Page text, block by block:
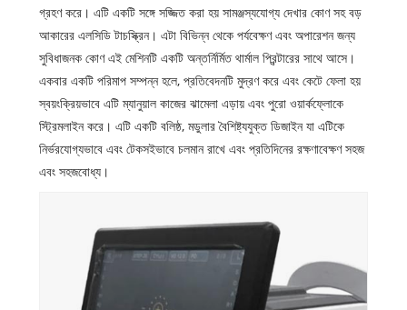
গ্রহণ করে। এটি একটি সঙ্গে সজ্জিত করা হয় সামঞ্জস্যযোগ্য দেখার কোণ সহ বড়
আকারের এলসিডি টাচস্ক্রিন। এটা বিভিন্ন থেকে পর্যবেক্ষণ এবং অপারেশন জন্য
সুবিধাজনক কোণ এই মেশিনটি একটি অন্তর্নির্মিত থার্মাল প্রিন্টারের সাথে আসে।
একবার একটি পরিমাপ সম্পন্ন হলে, প্রতিবেদনটি মুদ্রণ করে এবং কেটে ফেলা হয়
স্বয়ংক্রিয়ভাবে এটি ম্যানুয়াল কাজের ঝামেলা এড়ায় এবং পুরো ওয়ার্কফ্লোকে
স্ট্রিমলাইন করে। এটি একটি বলিষ্ঠ, মডুলার বৈশিষ্ট্যযুক্ত ডিজাইন যা এটিকে
নির্ভরযোগ্যভাবে এবং টেকসইভাবে চলমান রাখে এবং প্রতিদিনের রক্ষণাবেক্ষণ সহজ
এবং সহজবোধ্য।